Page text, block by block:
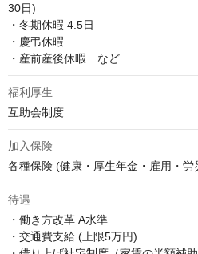
30日)
・冬期休暇 4.5日
・慶弔休暇
・産前産後休暇　など
福利厚生
互助会制度
加入保険
各種保険 (健康・厚生年金・雇用・労
待遇
・働き方改革 A水準
・交通費支給 (上限5万円)